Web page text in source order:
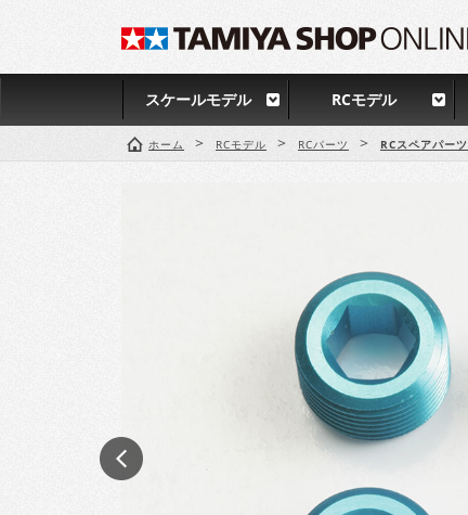
スケールモデル RCモデル
ホーム > RCモデル > RCパーツ > RCスペアパーツ